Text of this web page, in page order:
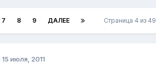
7 8 9 ДАЛЕЕ Страница 4 из 49
15 июля, 2011